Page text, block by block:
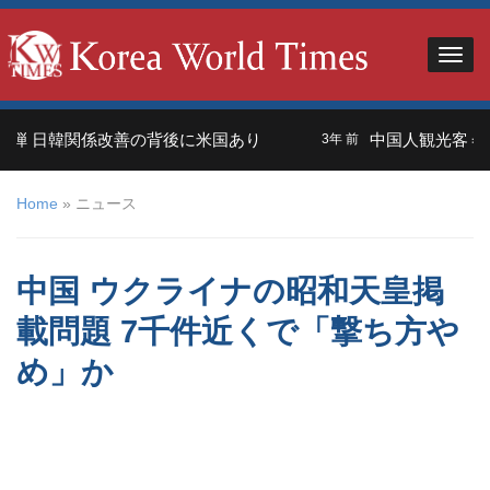
関係改善の背後に米国あり 中国人観光客＝外交
Home » ニュース
中国 ウクライナの昭和天皇掲
載問題 7千件近くで「撃ち方や
め」か